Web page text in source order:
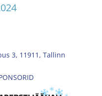
3, 11911, Tallinn